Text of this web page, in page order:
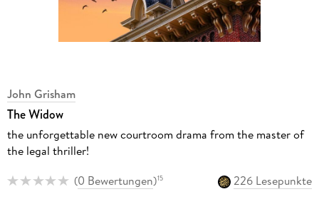
John Grisham
The Widow
the unforgettable new courtroom drama from the master of
the legal thriller!
(0 Bewertungen)15
226 Lesepunkte